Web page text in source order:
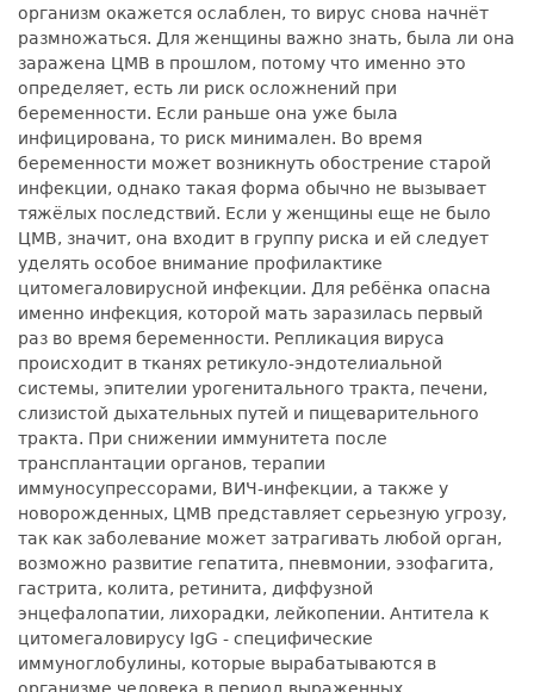
организм окажется ослаблен, то вирус снова начнёт
размножаться. Для женщины важно знать, была ли она
заражена ЦМВ в прошлом, потому что именно это
определяет, есть ли риск осложнений при
беременности. Если раньше она уже была
инфицирована, то риск минимален. Во время
беременности может возникнуть обострение старой
инфекции, однако такая форма обычно не вызывает
тяжёлых последствий. Если у женщины еще не было
ЦМВ, значит, она входит в группу риска и ей следует
уделять особое внимание профилактике
цитомегаловирусной инфекции. Для ребёнка опасна
именно инфекция, которой мать заразилась первый
раз во время беременности. Репликация вируса
происходит в тканях ретикуло-эндотелиальной
системы, эпителии урогенитального тракта, печени,
слизистой дыхательных путей и пищеварительного
тракта. При снижении иммунитета после
трансплантации органов, терапии
иммуносупрессорами, ВИЧ-инфекции, а также у
новорожденных, ЦМВ представляет серьезную угрозу,
так как заболевание может затрагивать любой орган,
возможно развитие гепатита, пневмонии, эзофагита,
гастрита, колита, ретинита, диффузной
энцефалопатии, лихорадки, лейкопении. Антитела к
цитомегаловирусу IgG - специфические
иммуноглобулины, которые вырабатываются в